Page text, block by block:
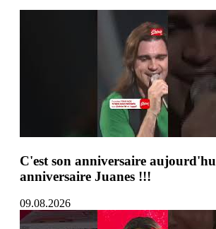
C'est son anniversaire
anniversaire Juanes !!!
09.08.2026